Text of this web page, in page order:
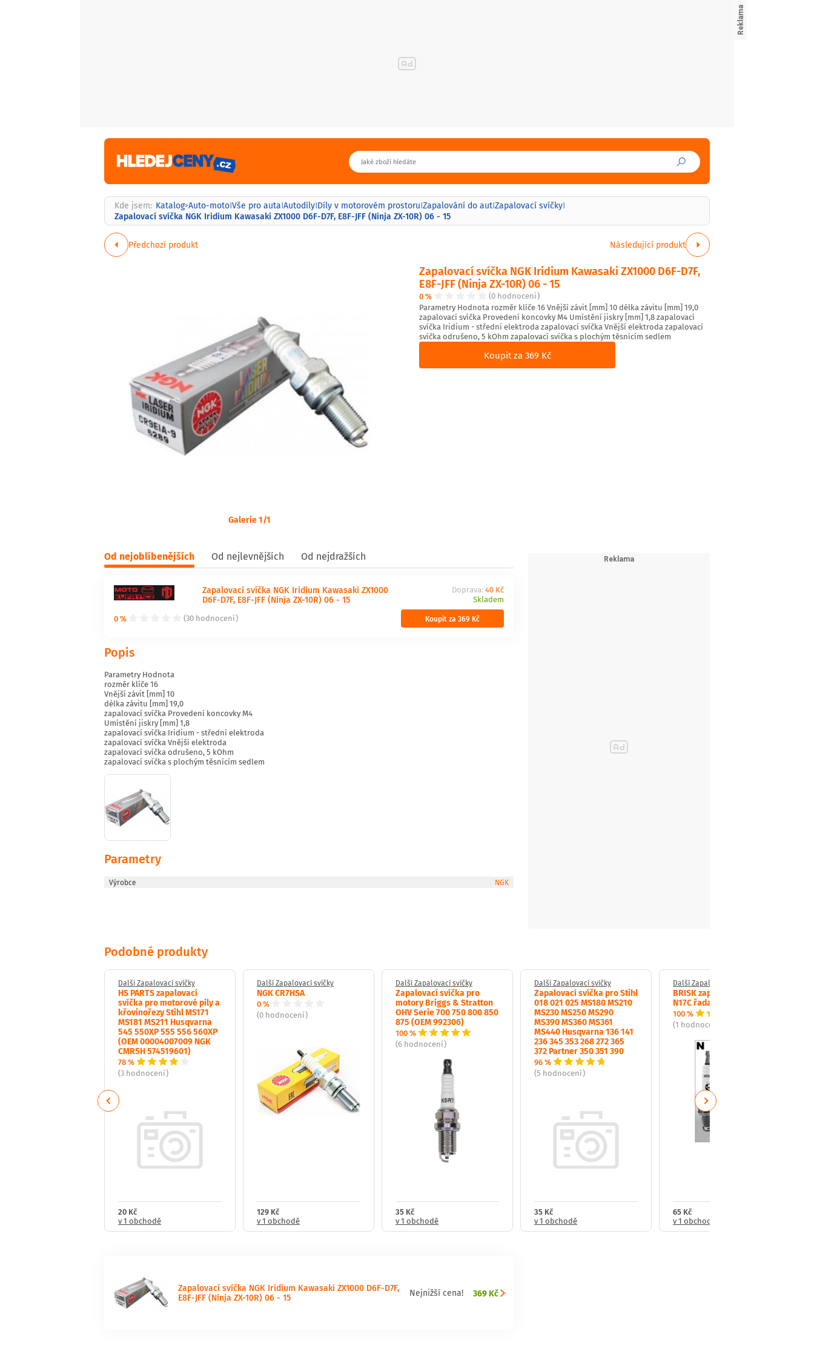
Kde jsem: Katalog>Auto-moto|Vše pro auta|Autodíly|Díly v motorovém prostoru|Zapalování do aut|Zapalovací svíčky|
Zapalovací svíčka NGK Iridium Kawasaki ZX1000 D6F-D7F, E8F-JFF (Ninja ZX-10R) 06 - 15
Předchozí produkt Následující produkt
Galerie 1/1
Zapalovací svíčka NGK Iridium Kawasaki ZX1000 D6F-D7F,
E8F-JFF (Ninja ZX-10R) 06 - 15
0 %
(0 hodnocení)
Parametry Hodnota rozměr klíče 16 Vnější závit [mm] 10 délka závitu [mm] 19,0
zapalovací svíčka Provedení koncovky M4 Umístění jiskry [mm] 1,8 zapalovací
svíčka Iridium - střední elektroda zapalovací svíčka Vnější elektroda zapalovací
svíčka odrušeno, 5 kOhm zapalovací svíčka s plochým těsnícím sedlem
Koupit za 369 Kč
Od nejoblíbenějších Od nejlevnějších Od nejdražších
0 % (30 hodnocení)
Zapalovací svíčka NGK Iridium Kawasaki ZX1000
D6F-D7F, E8F-JFF (Ninja ZX-10R) 06 - 15
Doprava: 40 Kč
Skladem
Koupit za 369 Kč
Popis
Parametry Hodnota
rozměr klíče 16
Vnější závit [mm] 10
délka závitu [mm] 19,0
zapalovací svíčka Provedení koncovky M4
Umístění jiskry [mm] 1,8
zapalovací svíčka Iridium - střední elektroda
zapalovací svíčka Vnější elektroda
zapalovací svíčka odrušeno, 5 kOhm
zapalovací svíčka s plochým těsnícím sedlem
Parametry
Výrobce NGK
Podobné produkty
Další Zapalovací svíčky
HS PARTS zapalovací
svíčka pro motorové pily a
křovinořezy Stihl MS171
MS181 MS211 Husqvarna
545 550XP 555 556 560XP
(OEM 00004007009 NGK
CMR5H 574519601)
78 %
(3 hodnocení)
20 Kč
v 1 obchodě
Další Zapalovací svíčky
NGK CR7HSA
0 %
(0 hodnocení)
129 Kč
v 1 obchodě
Další Zapalovací svíčky
Zapalovací svíčka pro
motory Briggs & Stratton
OHV Serie 700 750 800 850
875 (OEM 992306)
100 %
(6 hodnocení)
35 Kč
v 1 obchodě
Další Zapalovací svíčky
Zapalovací svíčka pro Stihl
018 021 025 MS180 MS210
MS230 MS250 MS290
MS390 MS360 MS361
MS440 Husqvarna 136 141
236 345 353 268 272 365
372 Partner 350 351 390
96 %
(5 hodnocení)
35 Kč
v 1 obchodě
Další Zapalovací svíčky
BRISK zapalovací svíčka
N17C řada Super
100 %
(1 hodnocení)
65 Kč
v 1 obchodě
Previous Next
Zapalovací svíčka NGK Iridium Kawasaki ZX1000 D6F-D7F,
E8F-JFF (Ninja ZX-10R) 06 - 15 Nejnižší cena! 369 Kč